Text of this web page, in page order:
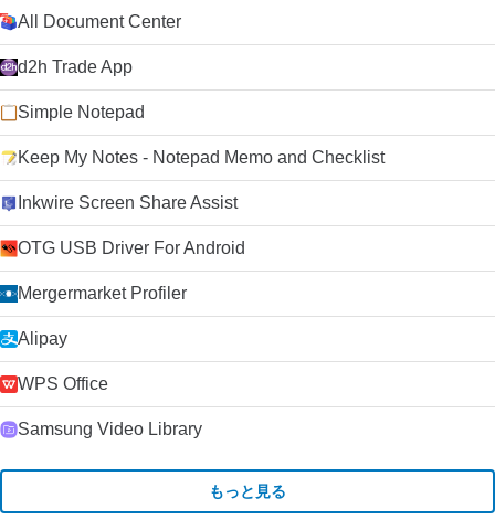
All Document Center
d2h Trade App
Simple Notepad
Keep My Notes - Notepad Memo and Checklist
Inkwire Screen Share Assist
OTG USB Driver For Android
Mergermarket Profiler
Alipay
WPS Office
Samsung Video Library
もっと見る